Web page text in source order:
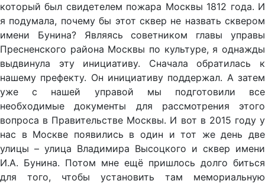
который был свидетелем пожара Москвы 1812 года. И
я подумала, почему бы этот сквер не назвать сквером
имени Бунина? Являясь советником главы управы
Пресненского района Москвы по культуре, я однажды
выдвинула эту инициативу. Сначала обратилась к
нашему префекту. Он инициативу поддержал. А затем
уже с нашей управой мы подготовили все
необходимые документы для рассмотрения этого
вопроса в Правительстве Москвы. И вот в 2015 году у
нас в Москве появились в один и тот же день две
улицы – улица Владимира Высоцкого и сквер имени
И.А. Бунина. Потом мне ещё пришлось долго биться
для того, чтобы установить там мемориальную